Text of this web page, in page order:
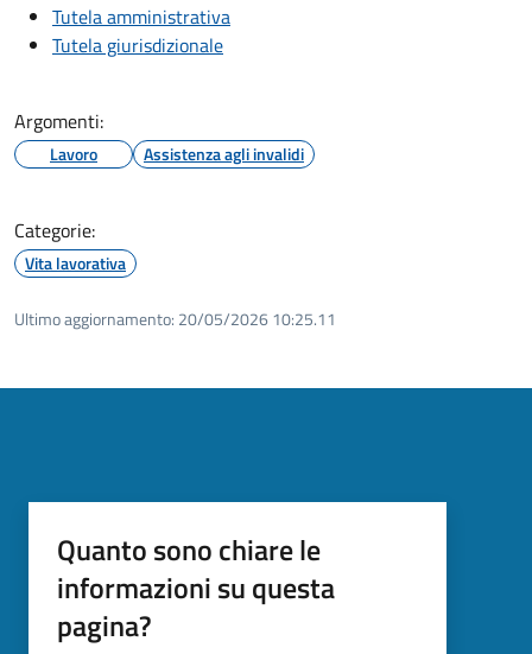
Tutela amministrativa
Tutela giurisdizionale
Argomenti:
Lavoro Assistenza agli invalidi
Categorie:
Vita lavorativa
Ultimo aggiornamento: 20/05/2026 10:25.11
Quanto sono chiare le
informazioni su questa
pagina?